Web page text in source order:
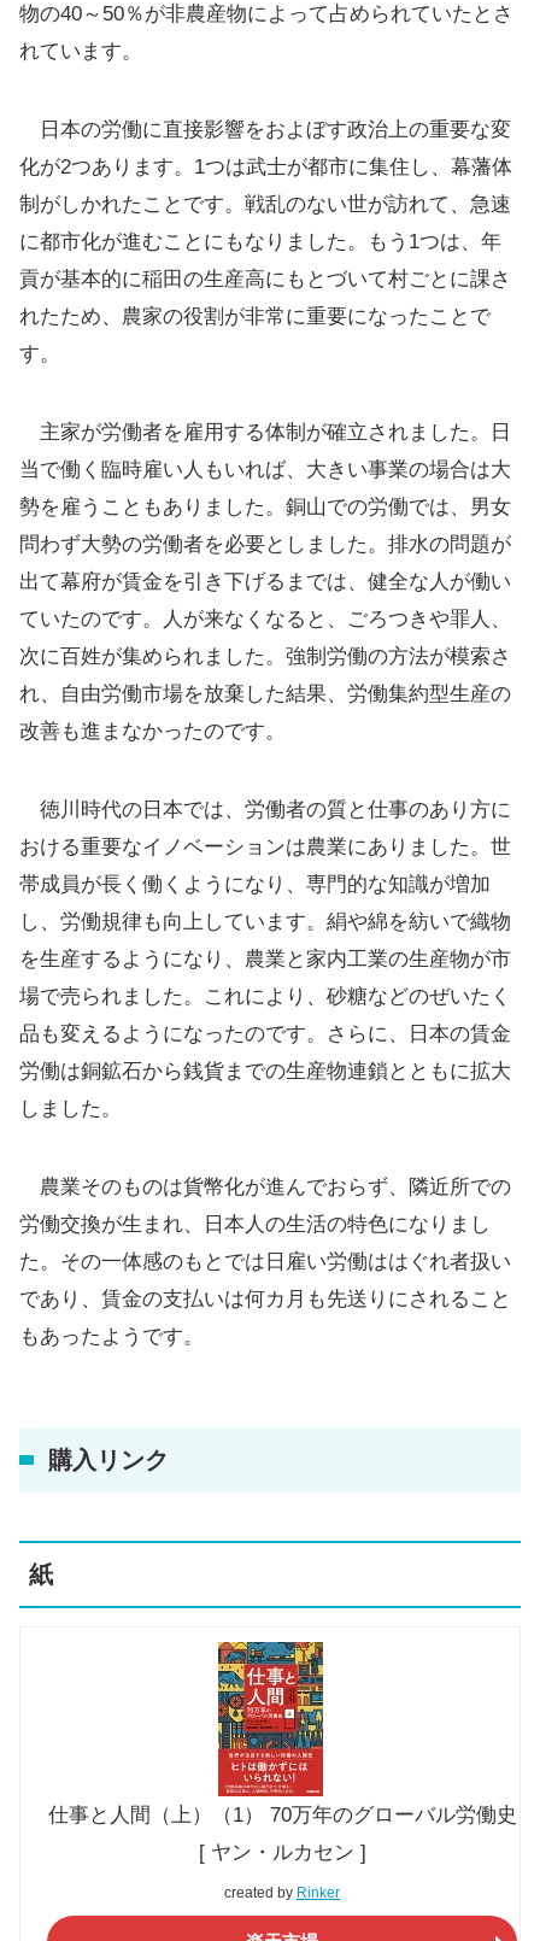
物の40～50％が非農産物によって占められていたとさ
れています。
日本の労働に直接影響をおよぼす政治上の重要な変
化が2つあります。1つは武士が都市に集住し、幕藩体
制がしかれたことです。戦乱のない世が訪れて、急速
に都市化が進むことにもなりました。もう1つは、年
貢が基本的に稲田の生産高にもとづいて村ごとに課さ
れたため、農家の役割が非常に重要になったことで
す。
主家が労働者を雇用する体制が確立されました。日
当で働く臨時雇い人もいれば、大きい事業の場合は大
勢を雇うこともありました。銅山での労働では、男女
問わず大勢の労働者を必要としました。排水の問題が
出て幕府が賃金を引き下げるまでは、健全な人が働い
ていたのです。人が来なくなると、ごろつきや罪人、
次に百姓が集められました。強制労働の方法が模索さ
れ、自由労働市場を放棄した結果、労働集約型生産の
改善も進まなかったのです。
徳川時代の日本では、労働者の質と仕事のあり方に
おける重要なイノベーションは農業にありました。世
帯成員が長く働くようになり、専門的な知識が増加
し、労働規律も向上しています。絹や綿を紡いで織物
を生産するようになり、農業と家内工業の生産物が市
場で売られました。これにより、砂糖などのぜいたく
品も変えるようになったのです。さらに、日本の賃金
労働は銅鉱石から銭貨までの生産物連鎖とともに拡大
しました。
農業そのものは貨幣化が進んでおらず、隣近所での
労働交換が生まれ、日本人の生活の特色になりまし
た。その一体感のもとでは日雇い労働ははぐれ者扱い
であり、賃金の支払いは何カ月も先送りにされること
もあったようです。
購入リンク
紙
仕事と人間（上）（1） 70万年のグローバル労働史
[ ヤン・ルカセン ]
created by Rinker